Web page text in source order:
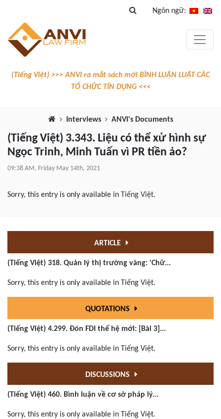
Ngôn ngữ:
(Tiếng Việt) >>> ANVI ra mắt sách mới BÌNH LUẬN LUẬT CÁC
TỔ CHỨC TÍN DỤNG <<<
Interviews ANVI's Documents
(Tiếng Việt) 3.343. Liệu có thể xử hình sự
Ngọc Trinh, Minh Tuấn vì PR tiền ảo?
09:38 AM, Friday May 14th, 2021
Sorry, this entry is only available in Tiếng Việt.
ARTICLE
(Tiếng Việt) 318. Quản lý thị trường vàng: 'Chữ...
Sorry, this entry is only available in Tiếng Việt.
QUOTATIONS
(Tiếng Việt) 4.299. Đón FDI thế hệ mới: [Bài 3]...
Sorry, this entry is only available in Tiếng Việt.
DISCUSSIONS
(Tiếng Việt) 460. Bình luận về cơ sở pháp lý...
Sorry, this entry is only available in Tiếng Việt.